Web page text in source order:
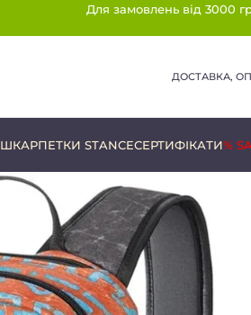
Для замовлень від 3000
ДОСТАВКА,
ШКАРПЕТКИ STANCEСЕРТИФІКАТИ%